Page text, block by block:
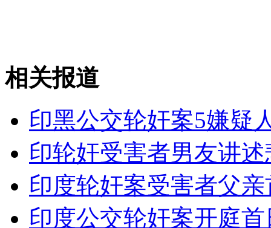
女孩北京地铁殴打老人 痛下狠手拳打脚踢
无痛分娩是否安全 医生回应
外交部：反对强权政治霸凌主义
相关报道
印黑公交轮奸案5嫌疑
印轮奸受害者男友讲
印度轮奸案受害者父
印度公交轮奸案开庭